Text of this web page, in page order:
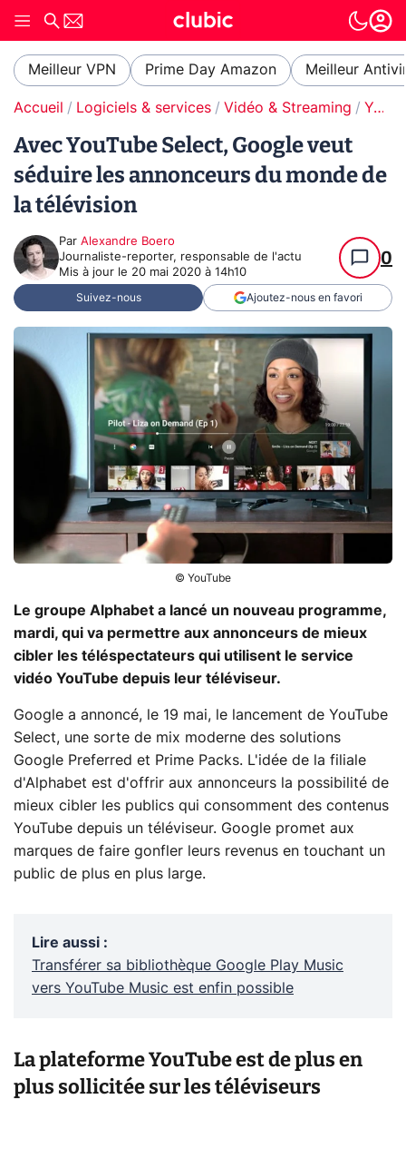
Meilleur VPN Prime Day Amazon Meilleur
Accueil Logiciels & services Vidéo & Streaming YouTube
Avec YouTube Select, Google veut
séduire les annonceurs du monde de
la télévision
Par Alexandre Boero
Journaliste-reporter, responsable de l'actu
Mis à jour le 20 mai 2020 à 14h10
0
Suivez-nous Ajoutez-nous en favori
© YouTube
Le groupe Alphabet a lancé un nouveau programme,
mardi, qui va permettre aux annonceurs de mieux
cibler les téléspectateurs qui utilisent le service
vidéo YouTube depuis leur téléviseur.
Google a annoncé, le 19 mai, le lancement de YouTube
Select, une sorte de mix moderne des solutions
Google Preferred et Prime Packs. L'idée de la filiale
d'Alphabet est d'offrir aux annonceurs la possibilité de
mieux cibler les publics qui consomment des contenus
YouTube depuis un téléviseur. Google promet aux
marques de faire gonfler leurs revenus en touchant un
public de plus en plus large.
Lire aussi :
Transférer sa bibliothèque Google Play Music
vers YouTube Music est enfin possible
La plateforme YouTube est de plus en
plus sollicitée sur les téléviseurs